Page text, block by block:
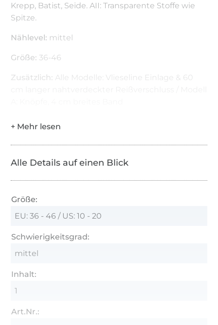
Krepp, Batist, Seide. AII: Transparente Stoffe wie
Spitze.
Nählevel: mittel
Größe: 36-46
Zusätzlich: Alle Modelle: Vlieseline Einlage & 60
Alle Details auf einen Blick
Größe:
EU: 36 - 46 / US: 10 - 20
Schwierigkeitsgrad:
mittel
Inhalt:
1
Art.Nr.: